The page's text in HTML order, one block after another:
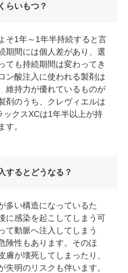
らいもつ？
そ1年～1年半持続すると言
期間には個人差があり、選
ても持続期間は変わってき
ン酸注入に使われる製剤は
維持力が優れているものが
剤のうち、クレヴィエルは
クスXCは1年半以上が持
す。
するとどうなる？
多い構造になっているた
に感染を起こしてしまう可
て動脈へ注入してしまう
険性もあります。そのほ
が壊死してしまったり、
失明のリスクも伴います。